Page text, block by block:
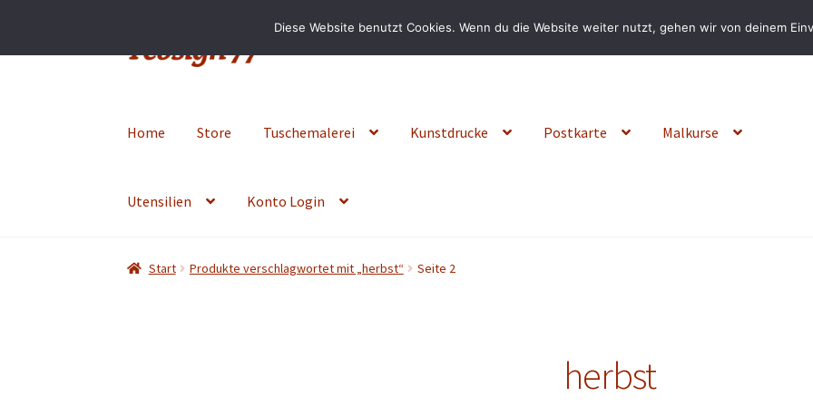
Navigation
Home Store Tuschemalerei Kunstdrucke Postkarte Malkurse
Utensilien Konto Login
Start Produkte verschlagwortet mit „herbst“ Seite 2
herbst
Diese Website benutzt Cookies. Wenn du die Website weiter nutzt, gehen wir von deinem